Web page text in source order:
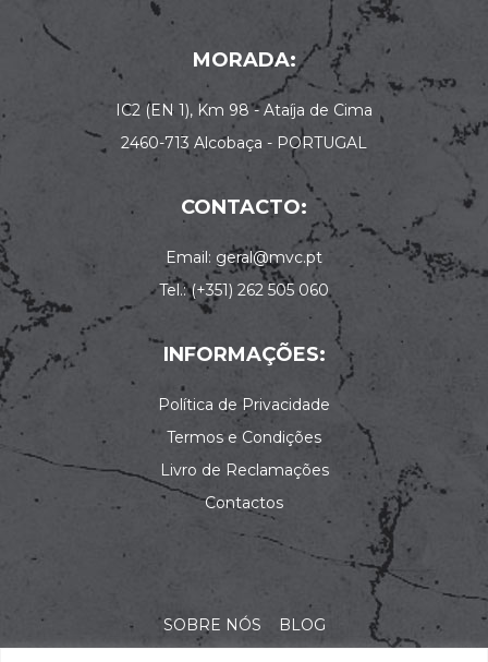
MORADA:
IC2 (EN 1), Km 98 - Ataíja de Cima
2460-713 Alcobaça - PORTUGAL
CONTACTO:
Email: geral@mvc.pt
Tel.: (+351) 262 505 060
INFORMAÇÕES:
Política de Privacidade
Termos e Condições
Livro de Reclamações
Contactos
SOBRE NÓS BLOG